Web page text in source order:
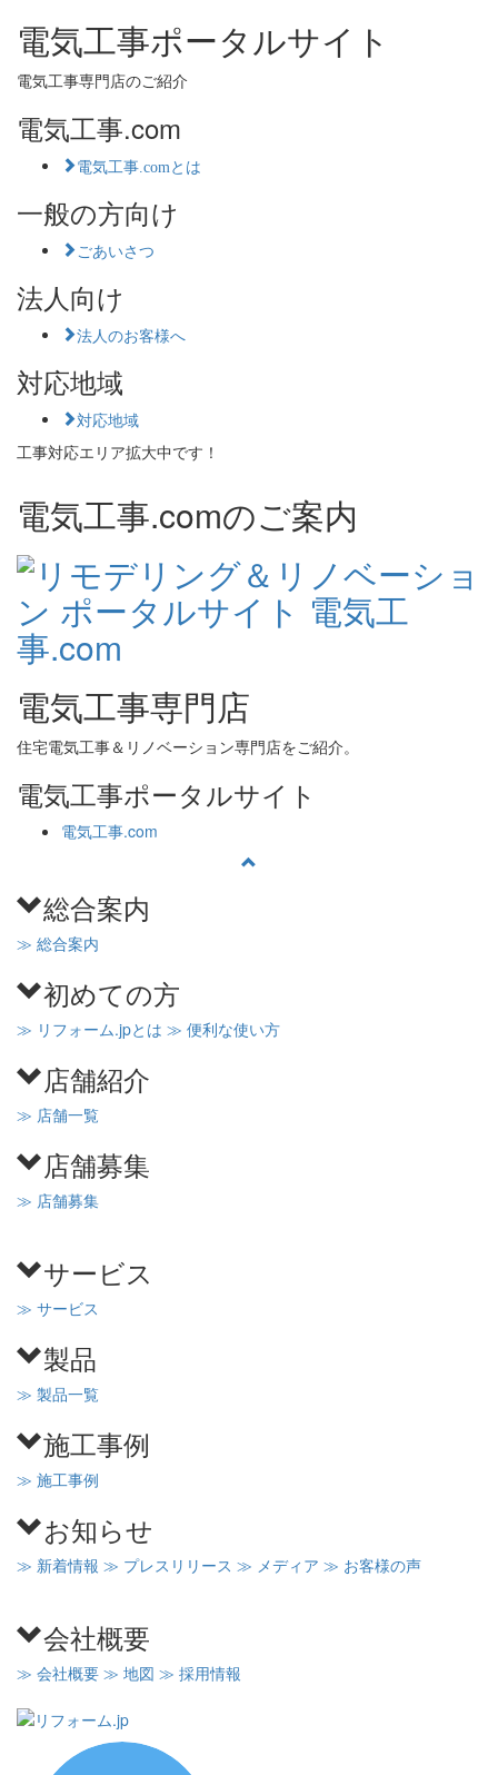
電気工事ポータルサイト
電気工事専門店のご紹介
電気工事.com
電気工事.comとは
一般の方向け
ごあいさつ
法人向け
法人のお客様へ
対応地域
対応地域
工事対応エリア拡大中です！
電気工事.comのご案内
電気工事専門店
住宅電気工事＆リノベーション専門店をご紹介。
電気工事ポータルサイト
電気工事.com
総合案内
≫ 総合案内
初めての方
≫ リフォーム.jpとは ≫ 便利な使い方
店舗紹介
≫ 店舗一覧
店舗募集
≫ 店舗募集
サービス
≫ サービス
製品
≫ 製品一覧
施工事例
≫ 施工事例
お知らせ
≫ 新着情報 ≫ プレスリリース ≫ メディア ≫ お客様の声
会社概要
≫ 会社概要 ≫ 地図 ≫ 採用情報